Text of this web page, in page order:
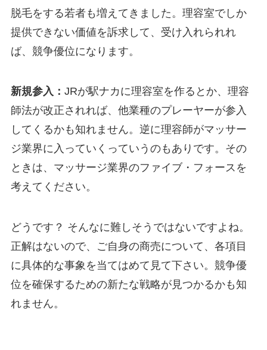
脱毛をする若者も増えてきました。理容室でしか
提供できない価値を訴求して、受け入れられれ
ば、競争優位になります。
新規参入： JRが駅ナカに理容室を作るとか、理容
師法が改正されれば、他業種のプレーヤーが参入
してくるかも知れません。逆に理容師がマッサー
ジ業界に入っていくっていうのもありです。その
ときは、マッサージ業界のファイブ・フォースを
考えてください。
どうです？ そんなに難しそうではないですよね。
正解はないので、ご自身の商売について、各項目
に具体的な事象を当てはめて見て下さい。競争優
位を確保するための新たな戦略が見つかるかも知
れません。